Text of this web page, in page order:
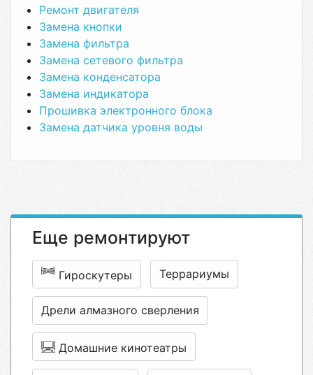
Ремонт двигателя
Замена кнопки
Замена фильтра
Замена сетевого фильтра
Замена конденсатора
Замена индикатора
Прошивка электронного блока
Замена датчика уровня воды
Еще ремонтируют
Гироскутеры Террариумы
Дрели алмазного сверления
Домашние кинотеатры